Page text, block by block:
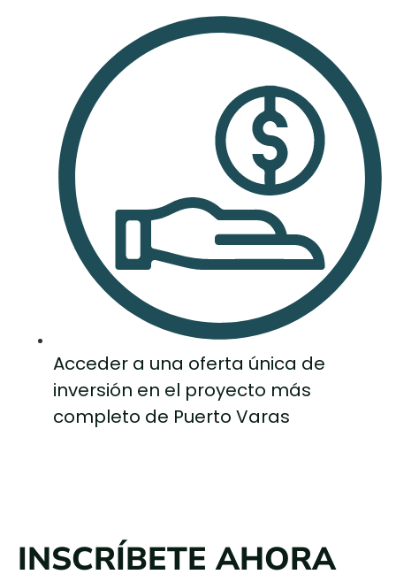
Acceder a una oferta única de
inversión en el proyecto más
completo de Puerto Varas
INSCRÍBETE AHORA